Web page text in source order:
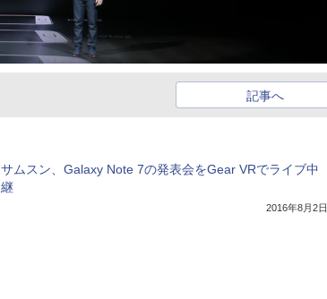
記事へ
サムスン、Galaxy Note 7の発表会をGear VRでライブ中
継
2016年8月2日